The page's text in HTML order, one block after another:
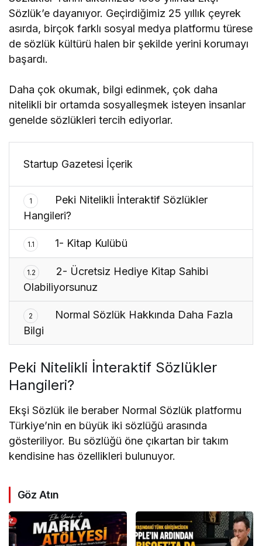
Sözlük’e dayanıyor. Geçirdiğimiz 25 yıllık çeyrek
asırda, birçok farklı sosyal medya platformu türese
de sözlük kültürü halen bir şekilde yerini korumayı
başardı.
Daha çok okumak, bilgi edinmek, çok daha
nitelikli bir ortamda sosyalleşmek isteyen insanlar
genelde sözlükleri tercih ediyorlar.
Startup Gazetesi İçerik
1
Peki Nitelikli İnteraktif Sözlükler
Hangileri?
1.1 1- Kitap Kulübü
1.2
2- Ücretsiz Hediye Kitap Sahibi
Olabiliyorsunuz
2
Normal Sözlük Hakkında Daha Fazla
Bilgi
Peki Nitelikli İnteraktif Sözlükler
Hangileri?
Ekşi Sözlük ile beraber Normal Sözlük platformu
Türkiye’nin en büyük iki sözlüğü arasında
gösteriliyor. Bu sözlüğü öne çıkartan bir takım
kendisine has özellikleri bulunuyor.
Göz Atın